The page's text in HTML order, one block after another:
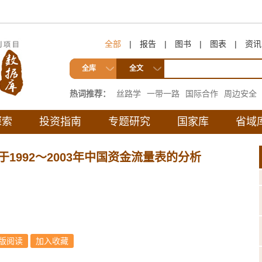
全部 | 报告 | 图书 | 图表 | 资讯
全库 全文
热词推荐： 丝路学 一带一路 国际合作
周边安全
互联互通
投资指南 专题研究 国家库 省域
～2003年中国资金流量表的分析
阅读 加入收藏